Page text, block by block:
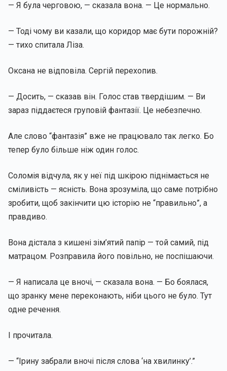
— Я була черговою, — сказала вона. — Це нормально.
— Тоді чому ви казали, що коридор має бути порожній?
— тихо спитала Ліза.
Оксана не відповіла. Сергій перехопив.
— Досить, — сказав він. Голос став твердішим. — Ви
зараз піддаєтеся груповій фантазії. Це небезпечно.
Але слово “фантазія” вже не працювало так легко. Бо
тепер було більше ніж один голос.
Соломія відчула, як у неї під шкірою піднімається не
сміливість — ясність. Вона зрозуміла, що саме потрібно
зробити, щоб закінчити цю історію не “правильно”, а
правдиво.
Вона дістала з кишені зім’ятий папір — той самий, під
матрацом. Розправила його повільно, не поспішаючи.
— Я написала це вночі, — сказала вона. — Бо боялася,
що зранку мене переконають, ніби цього не було. Тут
одне речення.
І прочитала.
— “Ірину забрали вночі після слова ‘на хвилинку’.”